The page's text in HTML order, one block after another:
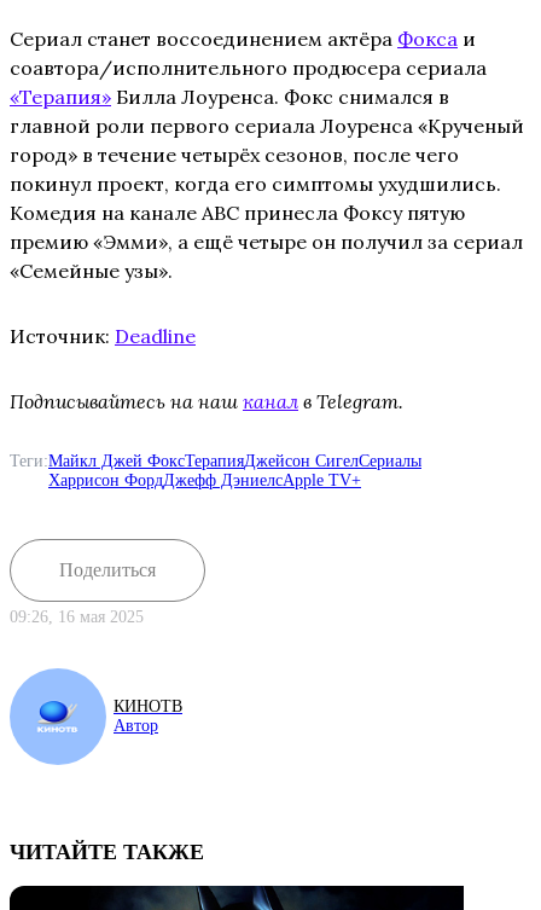
Сериал станет воссоединением актёра Фокса и
соавтора/исполнительного продюсера сериала
«Терапия» Билла Лоуренса. Фокс снимался в
главной роли первого сериала Лоуренса «Крученый
город» в течение четырёх сезонов, после чего
покинул проект, когда его симптомы ухудшились.
Комедия на канале ABC принесла Фоксу пятую
премию «Эмми», а ещё четыре он получил за сериал
«Семейные узы».
Источник: Deadline
Подписывайтесь на наш канал в Telegram.
Теги:Майкл Джей ФоксТерапияДжейсон СигелСериалы
Харрисон ФордДжефф ДэниелсApple TV+
Поделиться
09:26, 16 мая 2025
КИНОТВ
Автор
ЧИТАЙТЕ ТАКЖЕ